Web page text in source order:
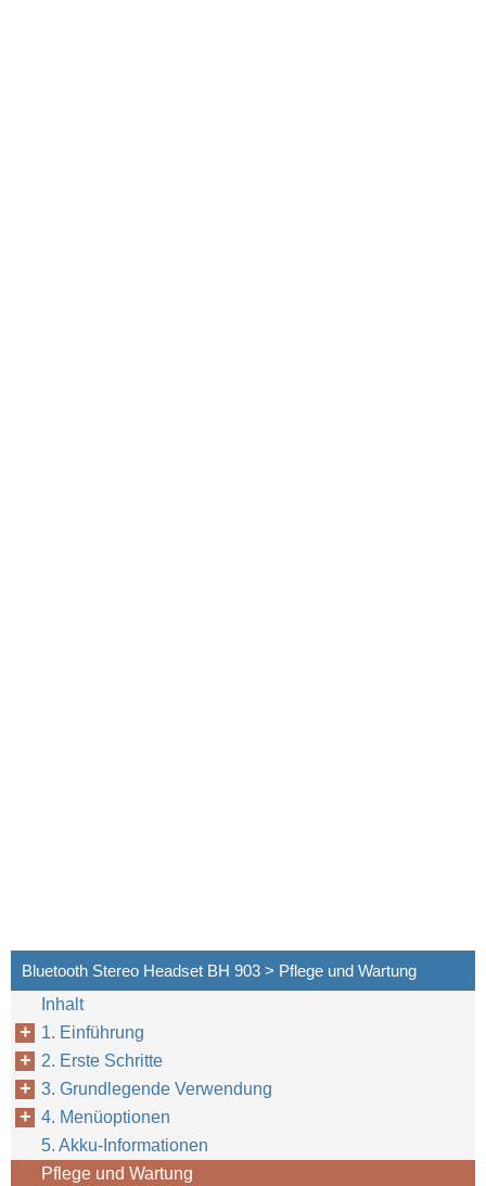
Bluetooth Stereo Headset BH 903 > Pflege und Wartung
Inhalt
1. Einführung
2. Erste Schritte
3. Grundlegende Verwendung
4. Menüoptionen
5. Akku-Informationen
Pflege und Wartung